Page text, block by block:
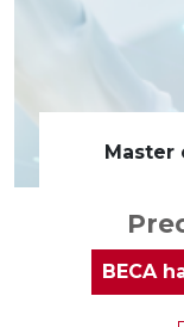
Master
BECA